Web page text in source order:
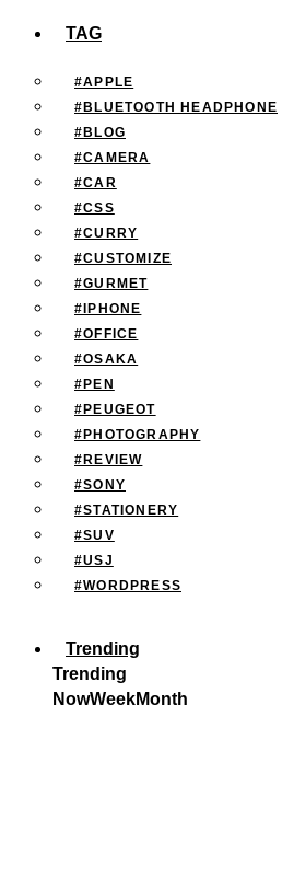
TAG
#APPLE
#BLUETOOTH HEADPHONE
#BLOG
#CAMERA
#CAR
#CSS
#CURRY
#CUSTOMIZE
#GURMET
#IPHONE
#OFFICE
#OSAKA
#PEN
#PEUGEOT
#PHOTOGRAPHY
#REVIEW
#SONY
#STATIONERY
#SUV
#USJ
#WORDPRESS
Trending
Trending
NowWeekMonth